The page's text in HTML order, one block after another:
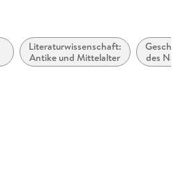
Literaturwissenschaft:
Antike und Mittelalter
des
und